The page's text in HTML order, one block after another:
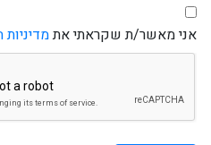
אני מאשר/ת שקראתי את